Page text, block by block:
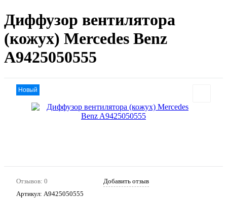
Диффузор вентилятора
(кожух) Mercedes Benz
A9425050555
Новый
Отзывов: 0
Добавить отзыв
Артикул: A9425050555